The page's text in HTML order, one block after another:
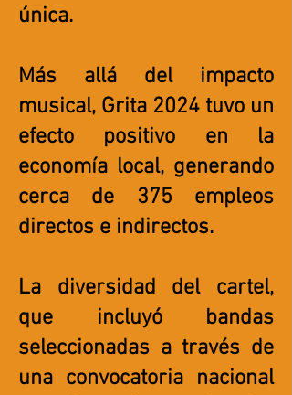
única.
Más allá del impacto
musical, Grita 2024 tuvo un
efecto positivo en la
economía local, generando
cerca de 375 empleos
directos e indirectos.
La diversidad del cartel,
que incluyó bandas
seleccionadas a través de
una convocatoria nacional